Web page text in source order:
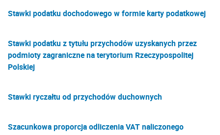
Stawki podatku dochodowego w formie karty podatkowej
Stawki podatku z tytułu przychodów uzyskanych przez
podmioty zagraniczne na terytorium Rzeczypospolitej
Polskiej
Stawki ryczałtu od przychodów duchownych
Szacunkowa proporcja odliczenia VAT naliczonego